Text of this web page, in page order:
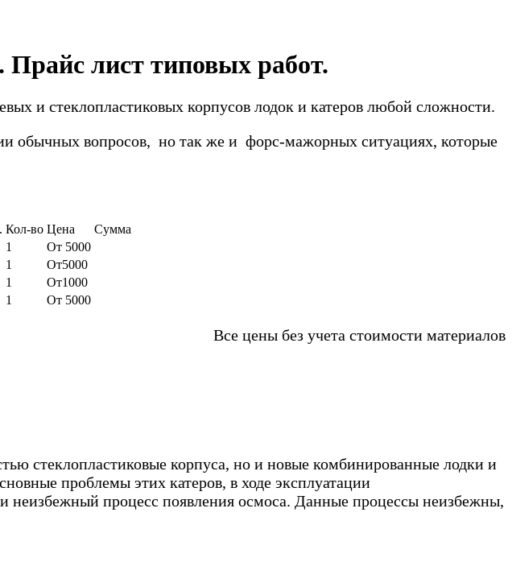
Прайс лист типовых работ.
и стеклопластиковых корпусов лодок и катеров любой сложности.
обычных вопросов, но так же и форс-мажорных ситуациях, которые
Кол-во Цена
Сумма
1
От 5000
1
От5000
1
От1000
1 От 5000
без учета стоимости материалов
стеклопластиковые корпуса, но и новые комбинированные лодки и
проблемы этих катеров, в ходе эксплуатации
неизбежный процесс появления осмоса. Данные процессы неизбежны,